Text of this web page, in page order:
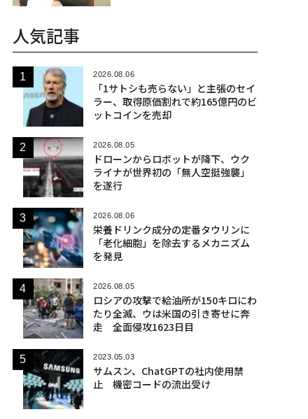
人気記事
2026.08.06
「1サトシも売らない」と主張のセイ
ラー、取得原価割れで約165億円のビ
ットコインを売却
2026.08.05
ドローンからロボットが降下、ウク
ライナが世界初の「無人空挺強襲」
を遂行
2026.08.06
栄養ドリンク成分の定番タウリンに
「老化細胞」を除去するメカニズム
を発見
2026.08.05
ロシアの攻撃で給油所が150キロにわ
たり全滅、ウは米国の引き寄せに奔
走 全面侵攻1623日目
2023.05.03
サムスン、ChatGPTの社内使用禁
止 機密コードの流出受け